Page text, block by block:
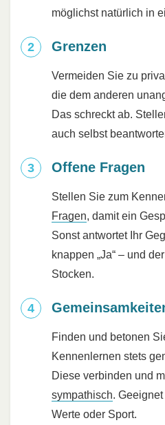
möglichst natürlich in
Grenzen
Vermeiden Sie zu
die dem anderen
Das schreckt ab.
auch selbst
Offene Fragen
Stellen Sie zum
Fragen, damit ein
Sonst antwortet Ihr
knappen „Ja“ – und
Stocken.
Finden und betonen
Kennenlernen stets
Diese verbinden und
sympathisch.
Werte oder Sport.